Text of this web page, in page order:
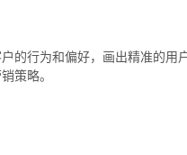
的行为和偏好，画出精准的用
策略。